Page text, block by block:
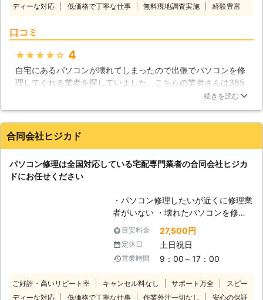
い。弊社では液晶不良や起動不良も対
よりも低価格なサービスでパソコンの
きますので、不具合が見られましたら
一度ご連絡ください。また、お見積り
も無料で承っております。
絵など様々なデータを保管しておくス
動しなくなる場合があります。トラブ
ルの原因を突き止めることは大変難し
いものですが、株式会社トゥサンライ
理の他に、現場に急行して対応するこ
ら、私達がその場に急行することで、
いち早く解決に向かえるのならそれが
一番です。お困りの方の不安と不自由
な状態をいち早く開放するのも、私達
の役割だと考えています。
ディーな対応 低価格で丁寧な仕事 無料現地調査実施 経験豊富
口コミ
★★★★★ 4
自宅にあるパソコンが壊れてしまったので出張でパソコンを修
理してくれる業者を探していました。こちらの業者さんは365
日24時間対応してくれるということやサポートが万全というこ
から対応までわりと気持ちのいい人で説明も分かりやすくて良
かったと思います。パソコンも無事に直ったのでとても感謝し
神奈川県 横須賀市
続きを読む
合同会社ヒジカド
パソコン修理は全国対応している宅配専門業者の合同会社ヒジカ
ドにお任せください
・パソコン修理したいが近くに修理業
者がいない ・壊れたパソコンを修理
してほしいが店舗へもっていくのが面
倒くさい ・会社で使用中のパソコン
がいくつか調子が悪いのでみてほしい
このようなパソコントラブルでお悩み
は、宅配専門のパソコン修理店です。
目安料金 27,500円
定休日 土日祝日
営業時間 9：00～17：00
ご好評・高いリピート率 キャンセル料なし サポート万全
スピー
ディーな対応
低価格で丁寧な仕事 作業外注一切なし
安心の保証